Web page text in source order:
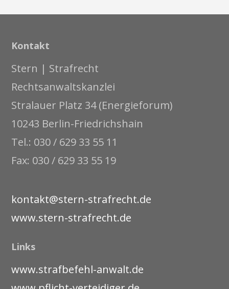
Kontakt
Stern | Strafrecht
Rechtsanwaltskanzlei
Stralauer Platz 34 (Energieforum)
10243 Berlin-Friedrichshain
Tel.: 030 / 629 33 55 11
Fax: 030 / 629 33 55 19
kontakt@stern-strafrecht.de
www.stern-strafrecht.de
Links
www.strafbefehl-anwalt.de